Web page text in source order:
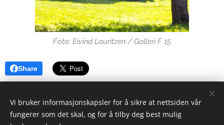
Foto: Eivind Lauritzen / Galleri F 15
Share
Vi bruker informasjonskapsler for å sikre at nettsiden vår
fungerer som det skal, og for å tilby deg best mulig